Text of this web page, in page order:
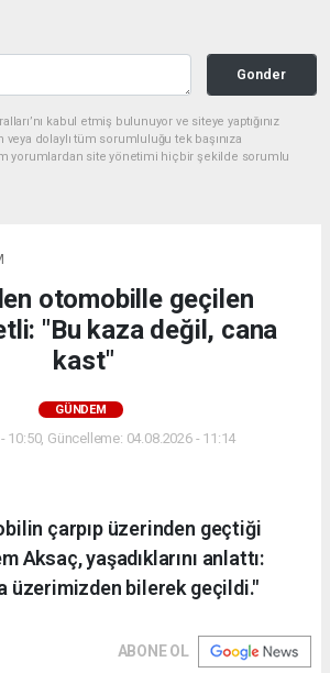
Gonder
kabul etmiş bulunuyor ve siteye yaptığınız
dolaylı tüm sorumluluğu tek başınıza
yorumlardan site yönetimi hiçbir şekilde sorumlu
otomobille geçilen
"Bu kaza değil, cana
kast"
GÜNDEM
10:50, Güncelleme: 04.08.2026 - 11:14
çarpıp üzerinden geçtiği
Aksaç, yaşadıklarını anlattı:
üzerimizden bilerek geçildi."
ABONE OL